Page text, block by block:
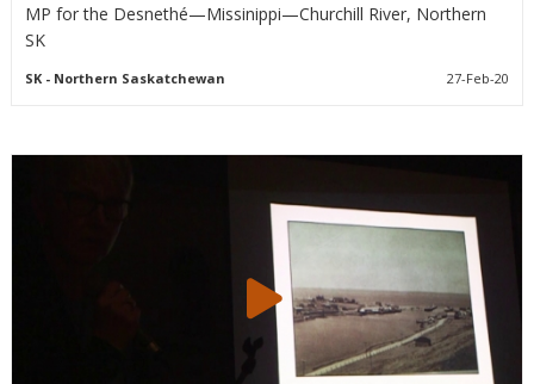
MP for the Desnethé—Missinippi—Churchill River, Northern
SK
SK- Northern Saskatchewan 27-Feb-20